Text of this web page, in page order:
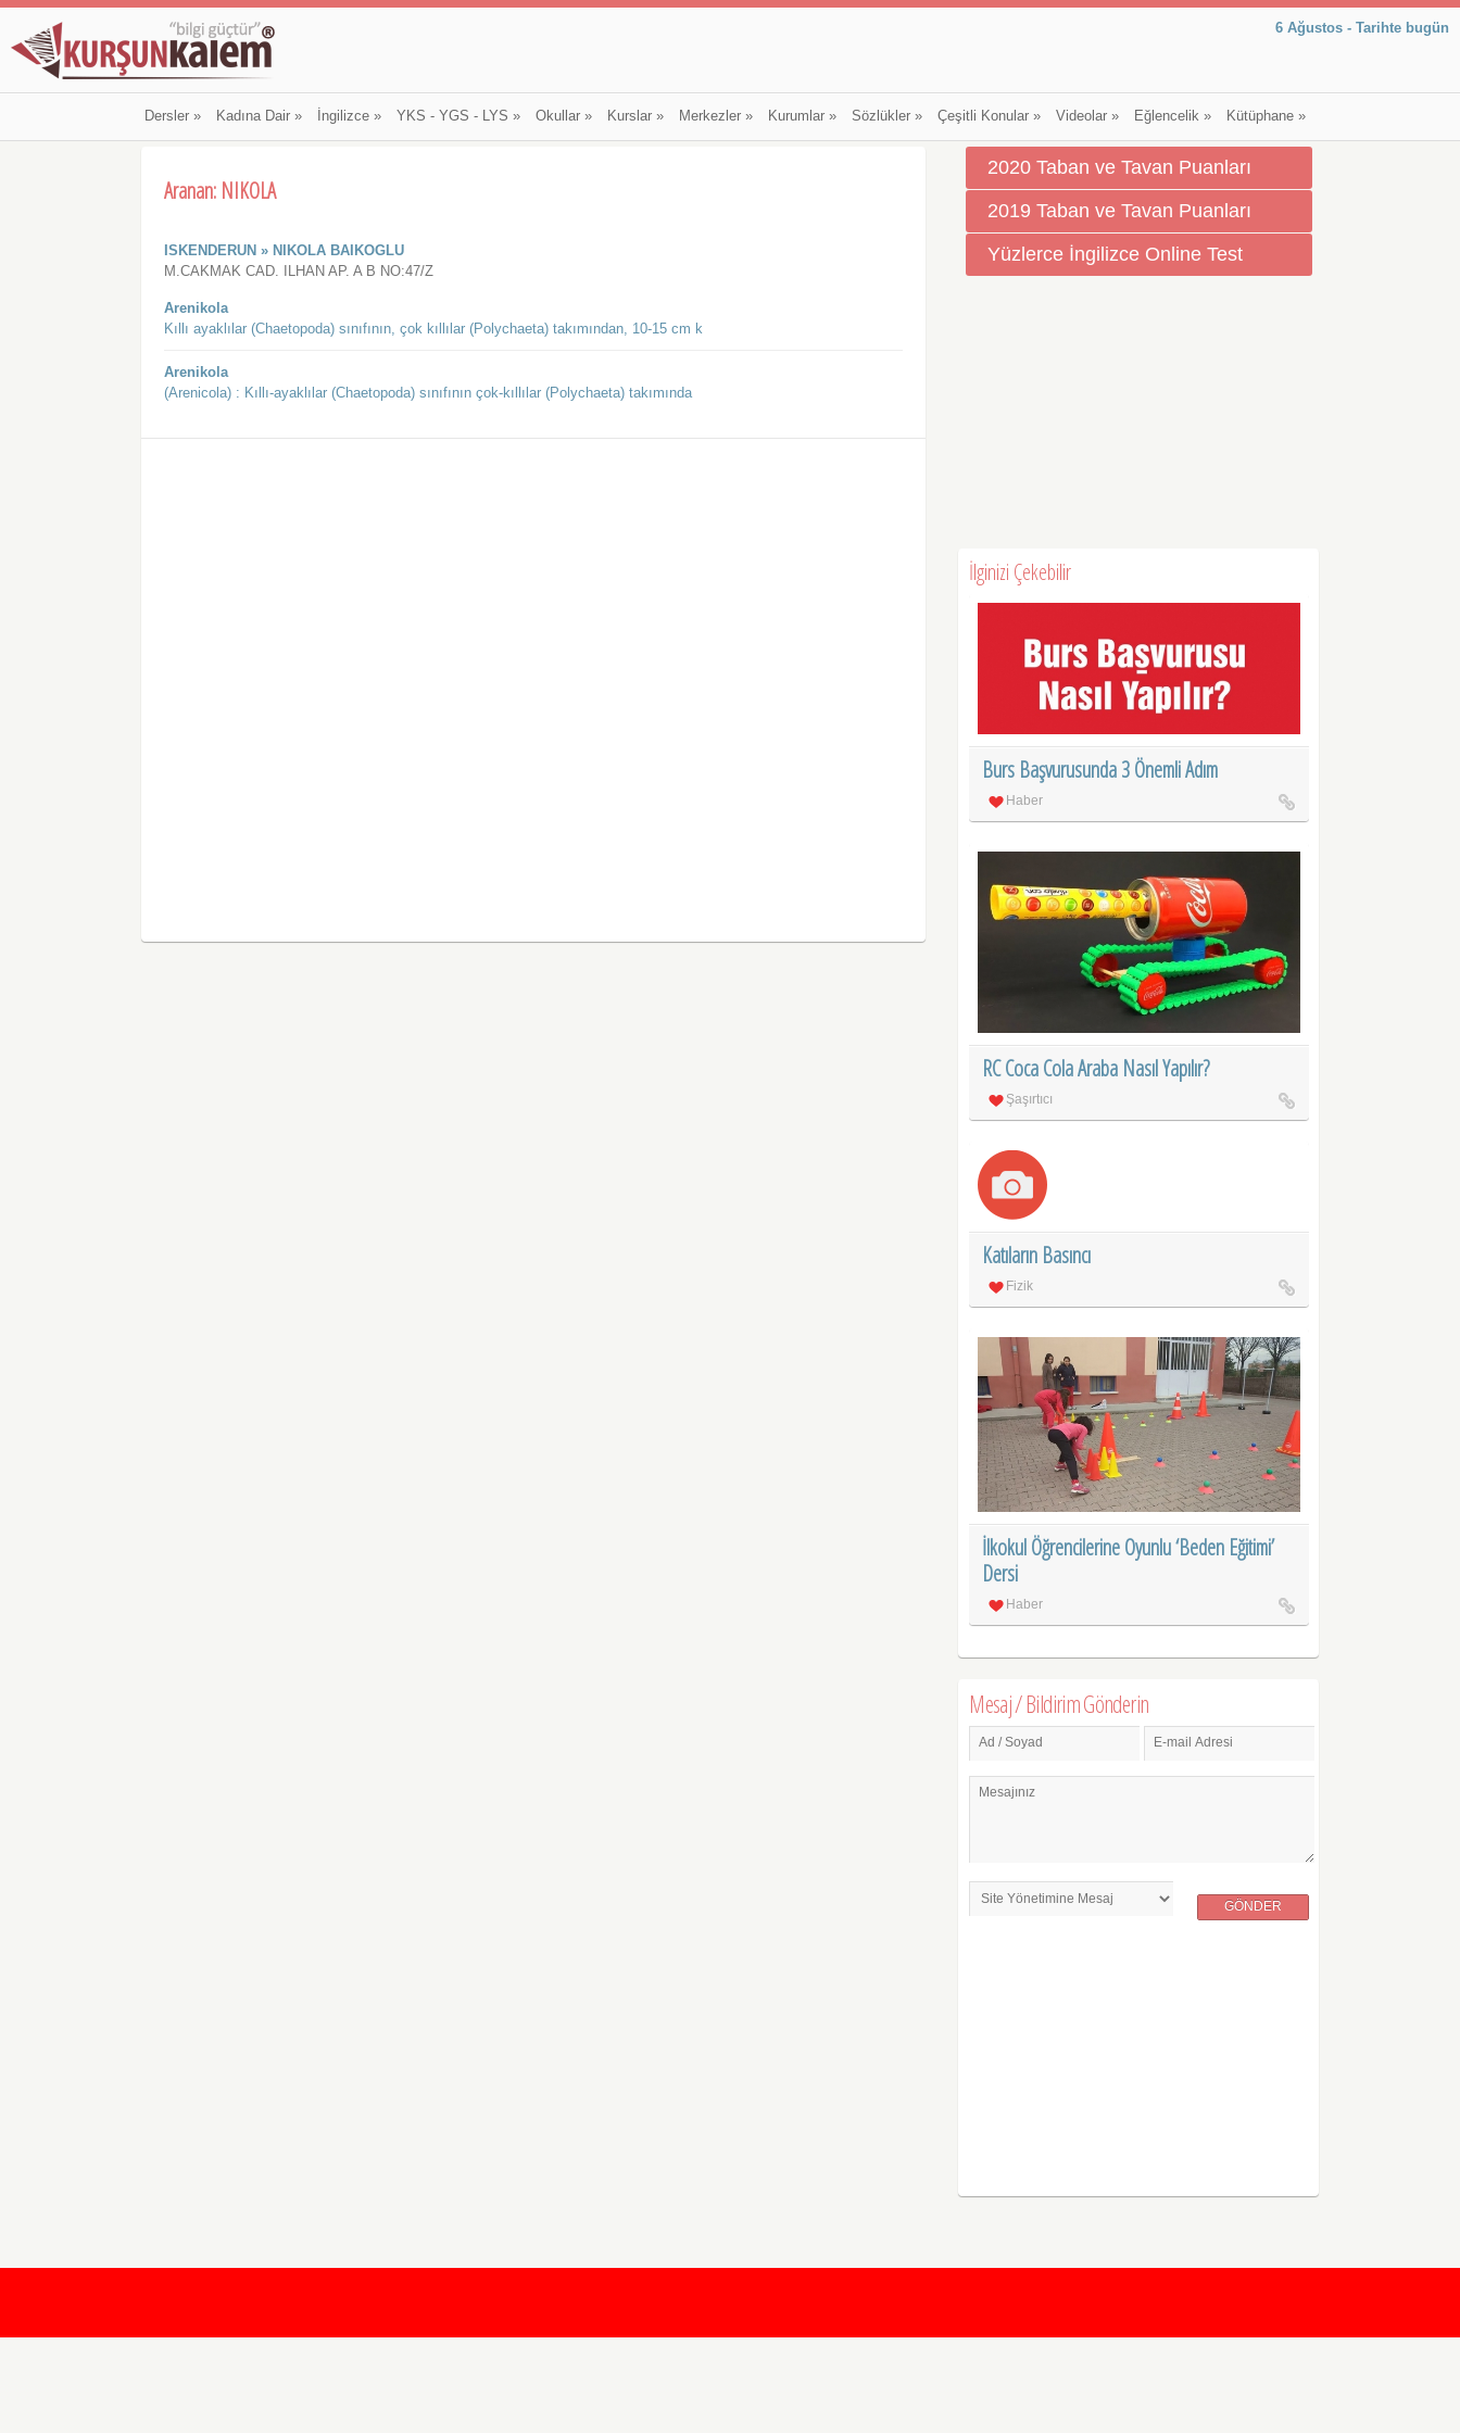
6 Ağustos - Tarihte bugün
Dersler» Kadına Dair» İngilizce» YKS - YGS - LYS » Okullar» Kurslar» Merkezler» Kurumlar» Sözlükler» Çeşitli Konular» Videolar» Eğlencelik» Kütüphane»
Aranan: NIKOLA
ISKENDERUN » NIKOLA BAIKOGLU
M.CAKMAK CAD. ILHAN AP. A B NO:47/Z
Arenikola
Kıllı ayaklılar (Chaetopoda) sınıfının, çok kıllılar (Polychaeta) takımından, 10-15 cm k
Arenikola
(Arenicola) : Kıllı-ayaklılar (Chaetopoda) sınıfının çok-kıllılar (Polychaeta) takımında
2020 Taban ve Tavan Puanları
2019 Taban ve Tavan Puanları
Yüzlerce İngilizce Online Test
İlginizi Çekebilir
Burs Başvurusunda 3 Önemli Adım
Haber
RC Coca Cola Araba Nasıl Yapılır?
Şaşırtıcı
Katıların Basıncı
Fizik
İlkokul Öğrencilerine Oyunlu ‘Beden Eğitimi’
Dersi
Haber
Mesaj / Bildirim Gönderin
Ad / Soyad E-mail Adresi
Mesajınız
GÖNDER